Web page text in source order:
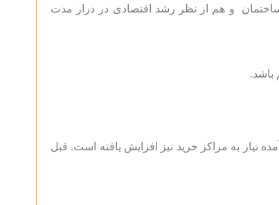
ساختمان و هم از نظر رشد اقتصادی در دراز مدت
باشد.
نیاز به مراکز خرید نیز افزایش یافته است. قبل